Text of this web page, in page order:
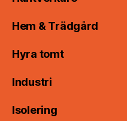
Hem & Trädgård
Hyra tomt
Industri
Isolering